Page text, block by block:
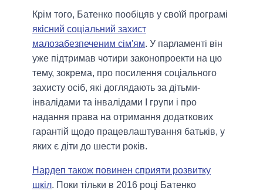
Крім того, Батенко пообіцяв у своїй програмі
якісний соціальний захист
малозабезпеченим сім'ям. У парламенті він
уже підтримав чотири законопроекти на цю
тему, зокрема, про посилення соціального
захисту осіб, які доглядають за дітьми-
інвалідами та інвалідами I групи і про
надання права на отримання додаткових
гарантій щодо працевлаштування батьків, у
яких є діти до шести років.
Нардеп також повинен сприяти розвитку
шкіл. Поки тільки в 2016 році Батенко